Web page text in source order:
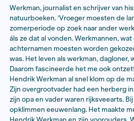
6 juli 2023
‘Werkman is een